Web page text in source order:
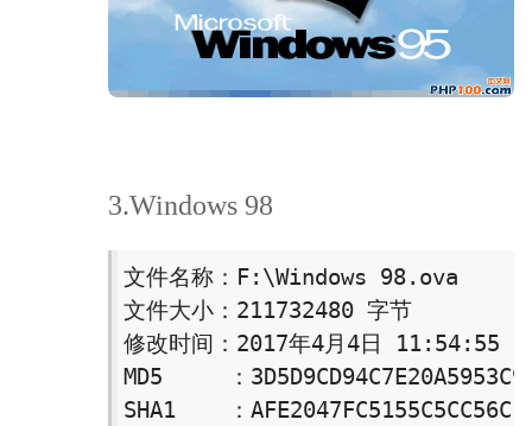
3.Windows 98
文件名称：F:\Windows 98.ova
文件大小：211732480 字节
修改时间：2017年4月4日 11:54:55
MD5     ：
SHA1    ：